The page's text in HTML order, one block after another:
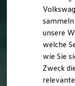
unsere
welche
wie Sie
Zweck